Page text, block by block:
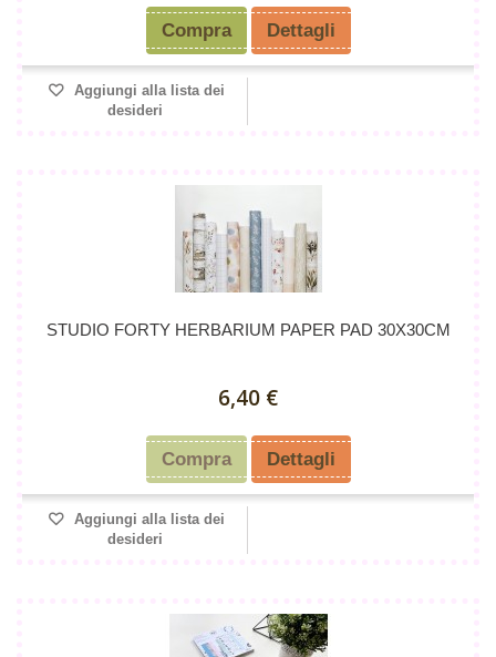
Compra Dettagli
Aggiungi alla lista dei
desideri
STUDIO FORTY HERBARIUM PAPER PAD 30X30CM
6,40 €
Compra Dettagli
Aggiungi alla lista dei
desideri